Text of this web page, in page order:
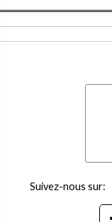
Suivez-nous sur: